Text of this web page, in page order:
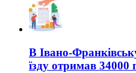
В Івано-
їзду отримав